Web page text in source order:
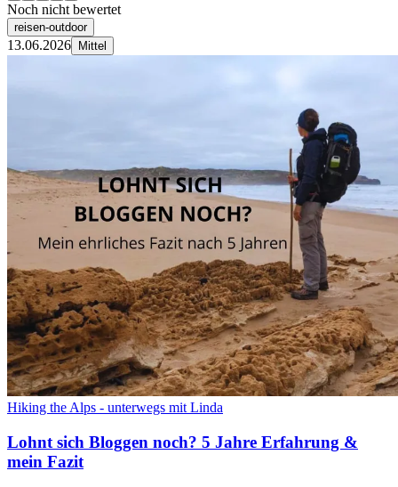
Noch nicht bewertet
reisen-outdoor
13.06.2026 Mittel
Hiking the Alps - unterwegs mit Linda
Lohnt sich Bloggen noch? 5 Jahre Erfahrung &
mein Fazit